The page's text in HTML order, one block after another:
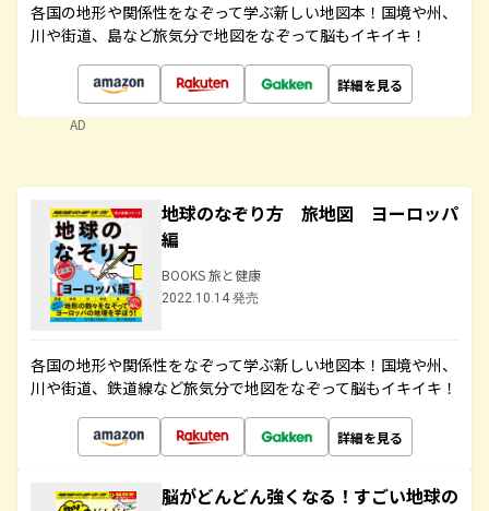
各国の地形や関係性をなぞって学ぶ新しい地図本！国境や州、
川や街道、島など旅気分で地図をなぞって脳もイキイキ！
詳細を見る
AD
地球のなぞり方 旅地図 ヨーロッパ
編
BOOKS 旅と健康
2022.10.14 発売
各国の地形や関係性をなぞって学ぶ新しい地図本！国境や州、
川や街道、鉄道線など旅気分で地図をなぞって脳もイキイキ！
詳細を見る
脳がどんどん強くなる！すごい地球の